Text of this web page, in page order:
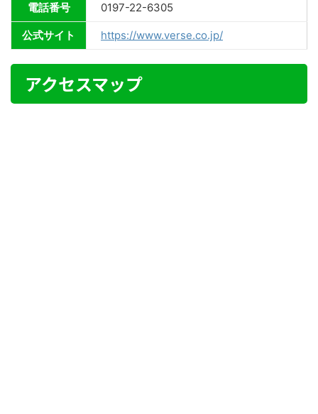
電話番号 0197-22-6305
公式サイト https://www.verse.co.jp/
アクセスマップ